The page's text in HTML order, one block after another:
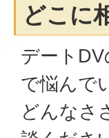
どこに
デート
で悩んで
どんなさ